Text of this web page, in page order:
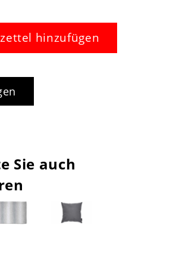
hinzufügen
Sie auch